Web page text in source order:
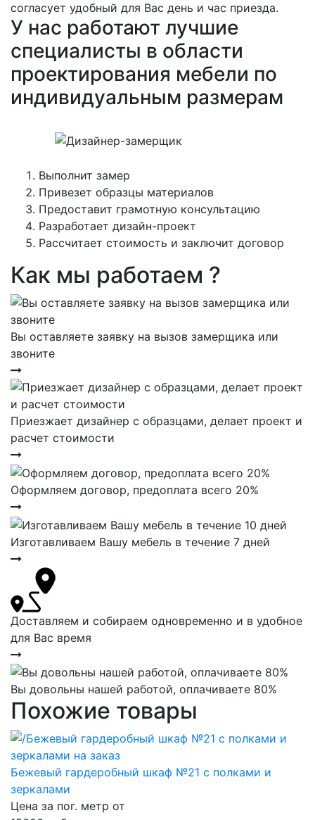
согласует удобный для Вас день и час приезда.
У нас работают лучшие
специалисты в области
проектирования мебели по
индивидуальным размерам
Выполнит замер
Привезет образцы материалов
Предоставит грамотную консультацию
Разработает дизайн-проект
Рассчитает стоимость и заключит договор
Как мы работаем ?
Вы оставляете заявку на вызов замерщика или
звоните
Приезжает дизайнер с образцами, делает проект и
расчет стоимости
Оформляем договор, предоплата всего 20%
Изготавливаем Вашу мебель в течение 7 дней
Доставляем и собираем одновременно и в удобное
для Вас время
Вы довольны нашей работой, оплачиваете 80%
Похожие товары
Бежевый гардеробный шкаф №21 с полками и
зеркалами
Цена за пог. метр от